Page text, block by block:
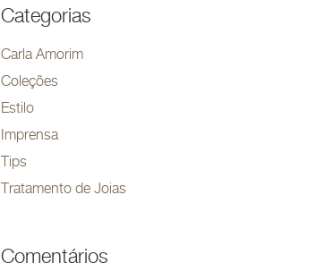
Categorias
Carla Amorim
Coleções
Estilo
Imprensa
Tips
Tratamento de Joias
Comentários